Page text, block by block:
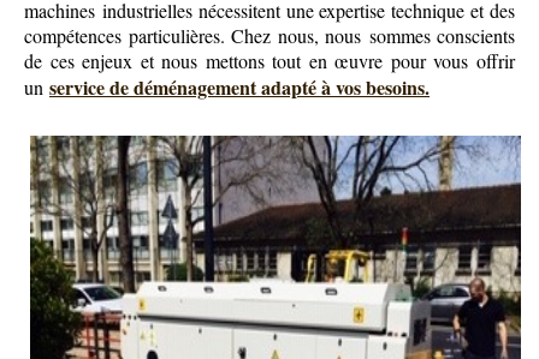
machines industrielles nécessitent une expertise technique et des
compétences particulières. Chez nous, nous sommes conscients
de ces enjeux et nous mettons tout en œuvre pour vous offrir
un service de déménagement adapté à vos besoins.